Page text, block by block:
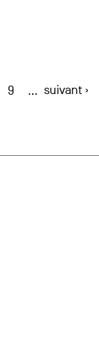
9 … suivant ›